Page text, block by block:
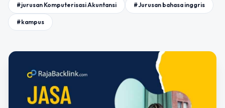
#jurusan Komputerisasi Akuntansi #Jurusan bahasa inggris
#kampus